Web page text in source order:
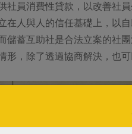
社員消費性貸款，以改善社
在人與人的信任基礎上，以
儲蓄互助社是合法立案的社
形，除了透過協商解決，也